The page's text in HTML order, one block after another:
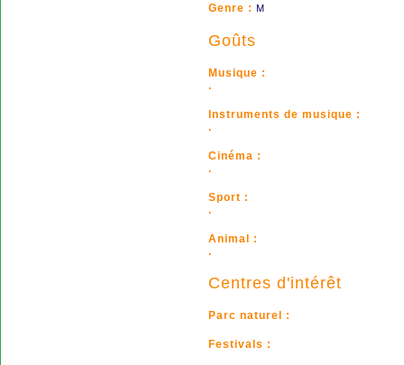
Genre : M
Goûts
Musique :
.
Instruments de musique :
.
Cinéma :
.
Sport :
.
Animal :
.
Centres d'intérêt
Parc naturel :
Festivals :